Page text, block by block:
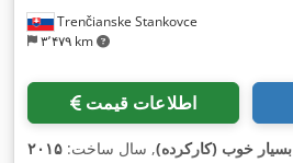
Trenčianske Stankovce
۳٬۴۷۹ km
اطلاعات قیمت
بسیار خوب (کارکرده), سال ساخت: ۲۰۱۵